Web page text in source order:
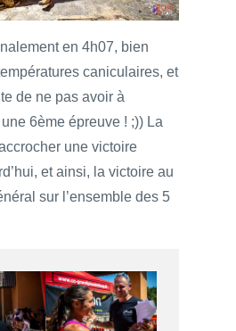
en 4h07, bien
caniculaires, et
de ne pas avoir à
6ème épreuve ! ;)) La
une victoire
et ainsi, la victoire au
sur l’ensemble des 5